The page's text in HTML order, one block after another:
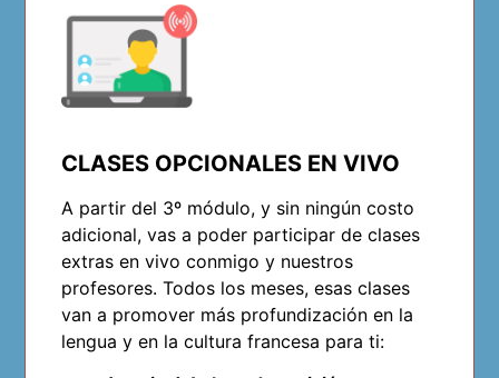
CLASES OPCIONALES EN VIVO
A partir del 3º módulo, y sin ningún costo
adicional, vas a poder participar de clases
extras en vivo conmigo y nuestros
profesores. Todos los meses, esas clases
van a promover más profundización en la
lengua y en la cultura francesa para ti: